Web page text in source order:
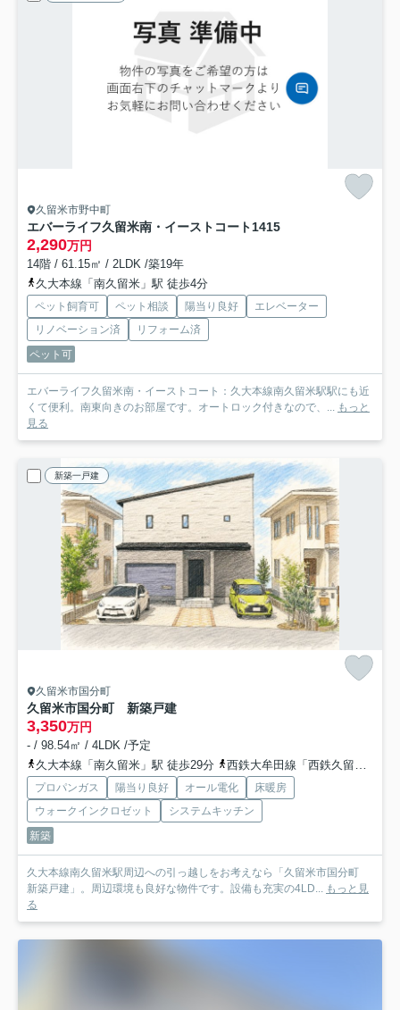
久留米市野中町
エバーライフ久留米南・イーストコート1415
2,290万円
14階 / 61.15㎡ / 2LDK /築19年
久大本線「南久留米」駅 徒歩4分
ペット飼育可 ペット相談 陽当り良好
エレベーター
リノベーション済
リフォーム済
ペット可
エバーライフ久留米南・イーストコート：久大本線南久留米駅駅にも近
くて便利。南東向きのお部屋です。オートロック付きなので、... もっと
見る
新築一戸建
久留米市国分町
久留米市国分町 新築戸建
3,350万円
- / 98.54㎡ / 4LDK /予定
久大本線「南久留米」駅 徒歩29分
西鉄大牟田線「西鉄久留米」駅 バス16分 西鉄バス「松山（福岡県）（バス）」 停歩9分
プロパンガス 陽当り良好 オール電化
床暖房
ウォークインクロゼット
システムキッチン
新築
久大本線南久留米駅周辺への引っ越しをお考えなら「久留米市国分町
新築戸建」。周辺環境も良好な物件です。設備も充実の4LD... もっと見
る